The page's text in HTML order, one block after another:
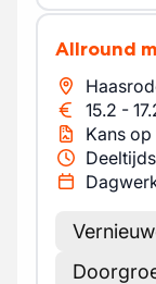
Allround
15.2 -
Kans